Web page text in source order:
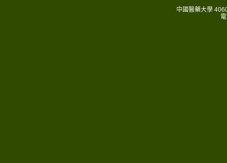
中國醫藥大學